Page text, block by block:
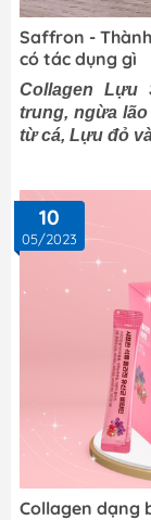
Saffron -
có tác dụng gì
Collagen Lựu
trung, ngừa
từ cá, Lựu đỏ
10
05/2023
Collagen dạng